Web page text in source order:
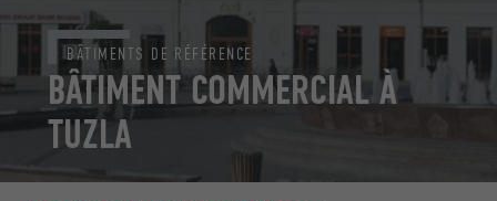
BÂTIMENT COMMERCIAL À
TUZLA
BÂTIMENTS DE RÉFÉRENCE